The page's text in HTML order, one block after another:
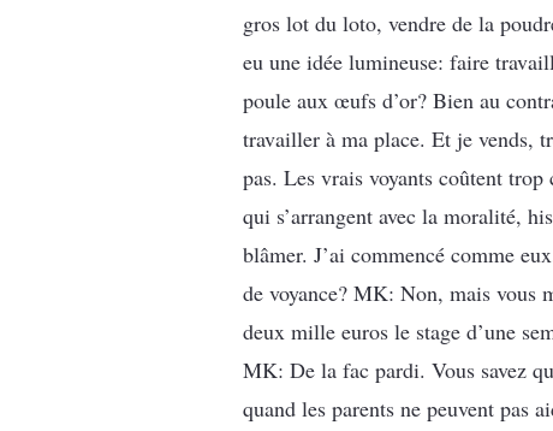
gros lot du loto, vendre de la
eu une idée lumineuse: faire
poule aux œufs d’or? Bien au
travailler à ma place. Et je vends,
pas. Les vrais voyants coûtent
qui s’arrangent avec la moralité,
blâmer. J’ai commencé comme
de voyance? MK: Non, mais vous
deux mille euros le stage d’une
MK: De la fac pardi. Vous savez
quand les parents ne peuvent pas